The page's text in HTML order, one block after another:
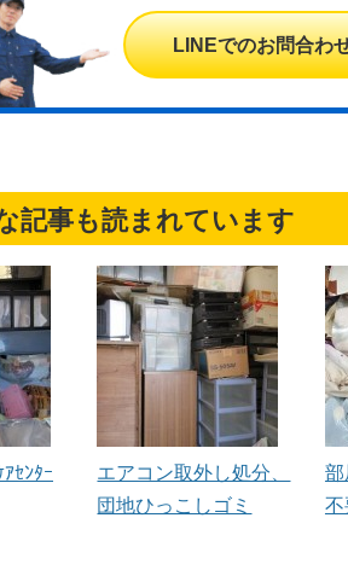
LINEでのお問合わ
記事も読まれています
ｾﾝﾀｰ
エアコン取外し処分、
団地ひっこしゴミ
部
不